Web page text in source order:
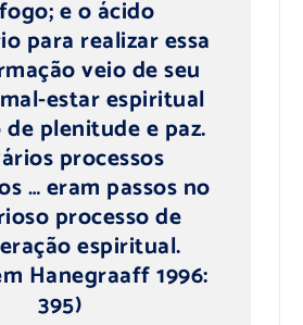
;e o ácido
para realizar essa
veio de seu
mal-estarespiritual
de plenitudee paz.
processos
…eram passos no
processo de
espiritual.
Hanegraaff1996:
395)